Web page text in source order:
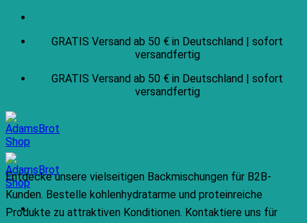
Zum
springen
GRATIS Versand ab 50 € in Deutschland | sofort
versandfertig
GRATIS Versand ab 50 € in Deutschland | sofort
versandfertig
Entdecke unsere vielseitigen Backmischungen für B2B-
Kunden. Bestelle kohlenhydratarme und proteinreiche
Produkte zu attraktiven Konditionen. Kontaktiere uns für